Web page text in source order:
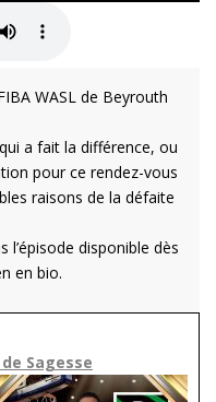
WASL de Beyrouth
a fait la différence, ou
pour ce rendez-vous
raisons de la défaite
l’épisode disponible dès
en bio.
de Sagesse